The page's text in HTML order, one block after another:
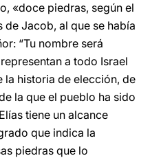
«doce piedras, según el
Jacob, al que se había
“Tu nombre será
a todo Israel
la historia de elección, de
la que el pueblo ha sido
tiene un alcance
que indica la
piedras que lo